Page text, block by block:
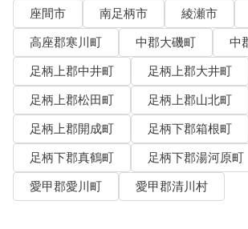
座間市
南足柄市 綾瀬市
高座郡寒川町
中郡大磯町
中
足柄上郡中井町
足柄上郡大井町
足柄上郡松田町
足柄上郡山北町
足柄上郡開成町
足柄下郡箱根町
足柄下郡真鶴町
足柄下郡湯河原町
愛甲郡愛川町
愛甲郡清川村